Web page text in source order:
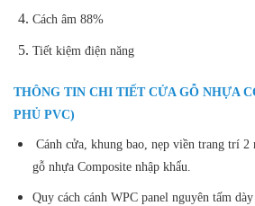
Cách âm 88%
Tiết kiệm điện năng
THÔNG TIN CHI TIẾT CỬA GỖ NHỰA
PHỦ PVC)
Cánh cửa, khung bao, nẹp viền trang trí 2
gỗ nhựa Composite nhập khẩu.
Quy cách cánh WPC panel nguyên tấm